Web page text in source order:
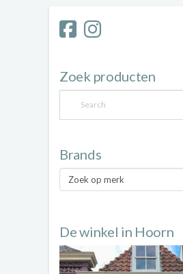
Zoek producten
Brands
Brands
De winkel in Hoorn